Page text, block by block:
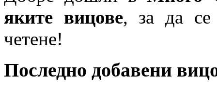
яките вицове, за да се
четене!
Последно добавени